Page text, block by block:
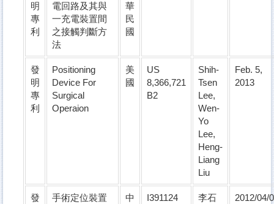
明
專
利
電回路及其與
一充電裝置間
之接觸判斷方
法
華
民
國
發
明
專
利
Positioning
Device For
Surgical
Operaion
美
國
US
8,366,721
B2
Shih-
Tsen
Lee,
Wen-
Yo
Lee,
Heng-
Liang
Liu
Feb. 5,
2013
發
手術定位裝置
中
I391124
李石
2012/04/